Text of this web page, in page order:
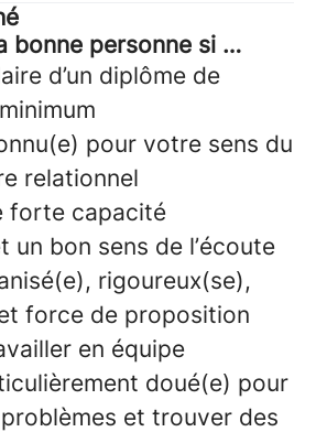
bonne personne si …
d’un diplôme de
pour votre sens du
relationnel
forte capacité
un bon sens de l’écoute
rigoureux(se),
force de proposition
en équipe
doué(e) pour
et trouver des